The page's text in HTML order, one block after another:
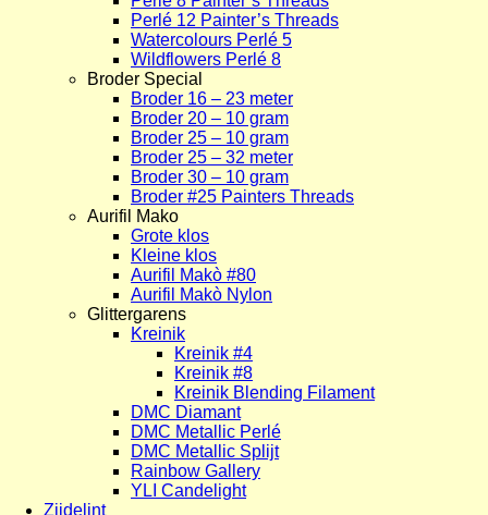
Perlé 12 Painter’s Threads
Watercolours Perlé 5
Wildflowers Perlé 8
Broder Special
Broder 16 – 23 meter
Broder 20 – 10 gram
Broder 25 – 10 gram
Broder 25 – 32 meter
Broder 30 – 10 gram
Broder #25 Painters Threads
Aurifil Mako
Grote klos
Kleine klos
Aurifil Makò #80
Aurifil Makò Nylon
Glittergarens
Kreinik
Kreinik #4
Kreinik #8
Kreinik Blending Filament
DMC Diamant
DMC Metallic Perlé
DMC Metallic Splijt
Rainbow Gallery
YLI Candelight
Zijdelint